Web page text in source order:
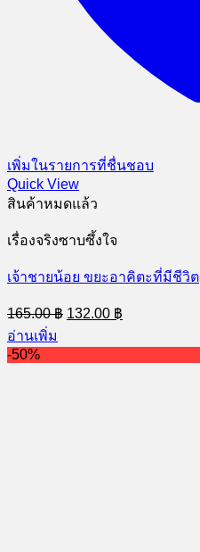
เพิ่มในรายการที่ชื่นชอบ
Quick View
สินค้าหมดแล้ว
เรื่องจริงซาบซึ้งใจ
เจ้าชายน้อย ขยะอาคิตะที่มีชีวิต
165.00฿ Original
price
165.00 ฿.
132.00 ฿
price
132.00 ฿.
อ่านเพิ่ม
-50%